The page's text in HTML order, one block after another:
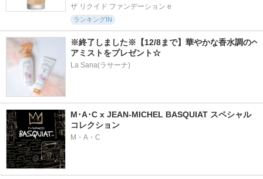
ザ リクイド ファンデーション e
ランキングIN
※終了しました※【12/8まで】華やかな香水調のヘ
アミストをプレゼント☆
La Sana(ラサーナ)
M･A･C x JEAN-MICHEL BASQUIAT スペシャル
コレクション
M・A・C